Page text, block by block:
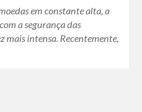
em constante alta, a
a segurança das
mais intensa. Recentemente,